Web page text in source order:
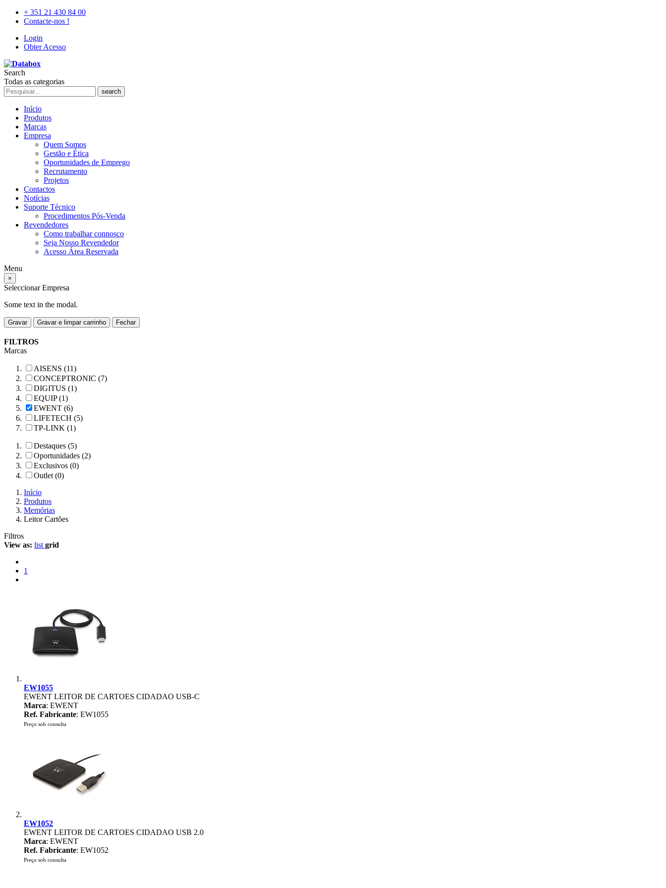
+ 351 21 430 84 00
Contacte-nos !
Login
Obter Acesso
Search
Todas as categorias
search
Início
Produtos
Marcas
Empresa
Quem Somos
Gestão e Ética
Oportunidades de Emprego
Recrutamento
Projetos
Contactos
Notícias
Suporte Técnico
Procedimentos Pós-Venda
Revendedores
Como trabalhar connosco
Seja Nosso Revendedor
Acesso Área Reservada
Menu
×
Seleccionar Empresa
Some text in the modal.
Gravar Gravar e limpar carrinho Fechar
FILTROS
Marcas
AISENS (11)
CONCEPTRONIC (7)
DIGITUS (1)
EQUIP (1)
EWENT (6)
LIFETECH (5)
TP-LINK (1)
Destaques (5)
Oportunidades (2)
Exclusivos (0)
Outlet (0)
Início
Produtos
Memórias
Leitor Cartões
Filtros
View as: list grid
1
EW1055
EWENT LEITOR DE CARTOES CIDADAO USB-C
Marca: EWENT
Ref. Fabricante: EW1055
Preço sob consulta
EW1052
EWENT LEITOR DE CARTOES CIDADAO USB 2.0
Marca: EWENT
Ref. Fabricante: EW1052
Preço sob consulta